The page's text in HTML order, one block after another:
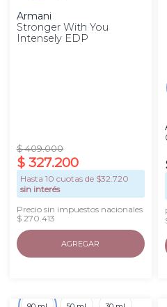
Armani
Stronger With You
Intensely EDP
$ 409.000
$ 327.200
Hasta 10 cuotas de $32.720
sin interés
Precio sin impuestos nacionales
$ 270.413
AGREGAR